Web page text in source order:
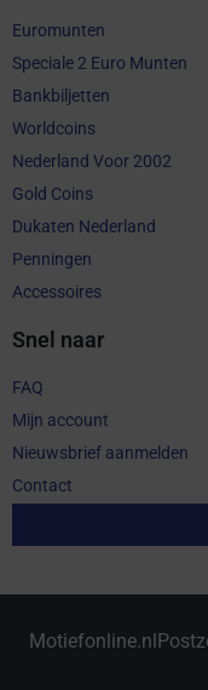
Euromunten
Speciale 2 Euro Munten
Bankbiljetten
Worldcoins
Nederland Voor 2002
Gold Coins
Dukaten Nederland
Penningen
Accessoires
Snel naar
FAQ
Mijn account
Nieuwsbrief aanmelden
Contact
Motiefonline.nl